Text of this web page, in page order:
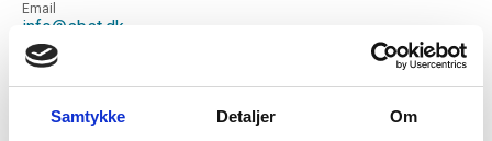
Samtykke Detaljer Om
Email
info@sbst.dk
Hjemmeside
Social- og Boligstyrelsen
Aktiv